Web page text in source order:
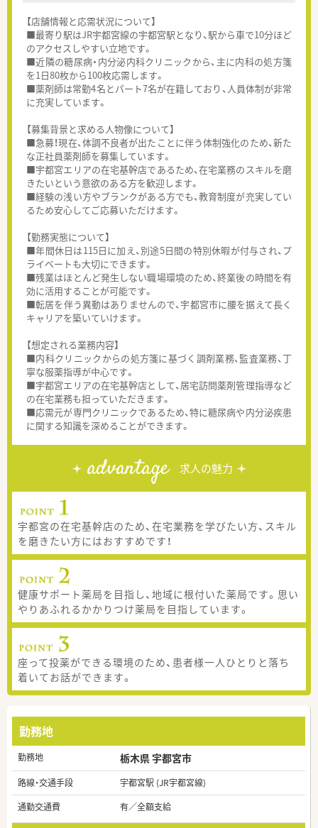
【店舗情報と応需状況について】
■最寄り駅はJR宇都宮線の宇都宮駅となり、駅から車で10分ほど
のアクセスしやすい立地です。
■近隣の糖尿病・内分泌内科クリニックから、主に内科の処方箋
を1日80枚から100枚応需します。
■薬剤師は常勤4名とパート7名が在籍しており、人員体制が非常
に充実しています。
【募集背景と求める人物像について】
■急募！現在、体調不良者が出たことに伴う体制強化のため、新た
な正社員薬剤師を募集しています。
■宇都宮エリアの在宅基幹店であるため、在宅業務のスキルを磨
きたいという意欲のある方を歓迎します。
■経験の浅い方やブランクがある方でも、教育制度が充実してい
るため安心してご応募いただけます。
【勤務実態について】
■年間休日は115日に加え、別途5日間の特別休暇が付与され、プ
ライベートも大切にできます。
■残業はほとんど発生しない職場環境のため、終業後の時間を有
効に活用することが可能です。
■転居を伴う異動はありませんので、宇都宮市に腰を据えて長く
キャリアを築いていけます。
【想定される業務内容】
■内科クリニックからの処方箋に基づく調剤業務、監査業務、丁
寧な服薬指導が中心です。
■宇都宮エリアの在宅基幹店として、居宅訪問薬剤管理指導など
の在宅業務も担っていただきます。
■応需元が専門クリニックであるため、特に糖尿病や内分泌疾患
に関する知識を深めることができます。
advantage 求人の魅力
宇都宮の在宅基幹店のため、在宅業務を学びたい方、スキル
を磨きたい方にはおすすめです！
健康サポート薬局を目指し、地域に根付いた薬局です。思い
やりあふれるかかりつけ薬局を目指しています。
座って投薬ができる環境のため、患者様一人ひとりと落ち
着いてお話ができます。
勤務地
勤務地 栃木県 宇都宮市
路線・交通手段
宇都宮駅 (JR宇都宮線)
通勤交通費
有／全額支給